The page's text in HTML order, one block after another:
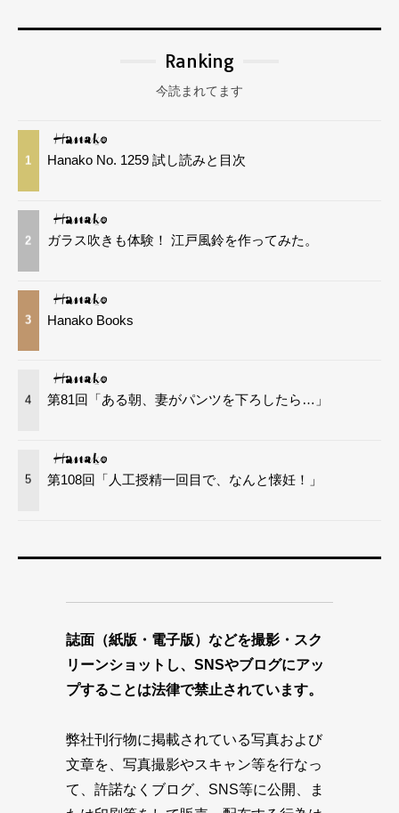
Ranking
今読まれてます
1 Hanako No. 1259 試し読みと目次
2 ガラス吹きも体験！ 江戸風鈴を作ってみた。
3 Hanako Books
4 第81回「ある朝、妻がパンツを下ろしたら…」
5 第108回「人工授精一回目で、なんと懐妊！」
誌面（紙版・電子版）などを撮影・スク
リーンショットし、SNSやブログにアッ
プすることは法律で禁止されています。
弊社刊行物に掲載されている写真および
文章を、写真撮影やスキャン等を行なっ
て、許諾なくブログ、SNS等に公開、ま